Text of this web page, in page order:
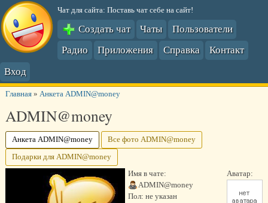
Чат для сайта: Поставь чат себе на сайт!
Создать чат Чаты
Пользователи
Радио
Приложения Справка
Контакт
Вход
Главная» Анкета ADMIN@money
ADMIN@money
Анкета ADMIN@money Все фото ADMIN@money
Подарки для ADMIN@money
Аватар:
Имя в чате:
ADMIN@money
Пол: не указан